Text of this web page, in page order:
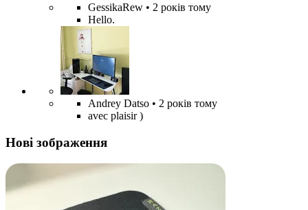
GessikaRew • 2 років тому
Hello.
Andrey Datso • 2 років тому
avec plaisir )
Нові зображення